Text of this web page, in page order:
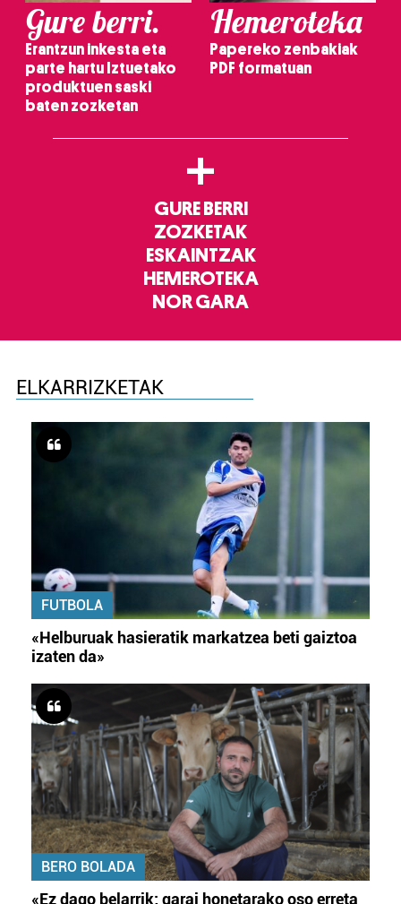
Gure berri.
Erantzun inkesta eta
parte hartu Iztuetako
produktuen saski
baten zozketan
Hemeroteka
Papereko zenbakiak
PDF formatuan
+
GURE BERRI
ZOZKETAK
ESKAINTZAK
HEMEROTEKA
NOR GARA
ELKARRIZKETAK
FUTBOLA
«Helburuak hasieratik markatzea beti gaiztoa
izaten da»
BERO BOLADA
«Ez dago belarrik; garai honetarako oso erreta